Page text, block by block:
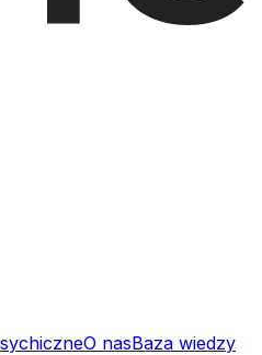
O nasBaza wiedzy